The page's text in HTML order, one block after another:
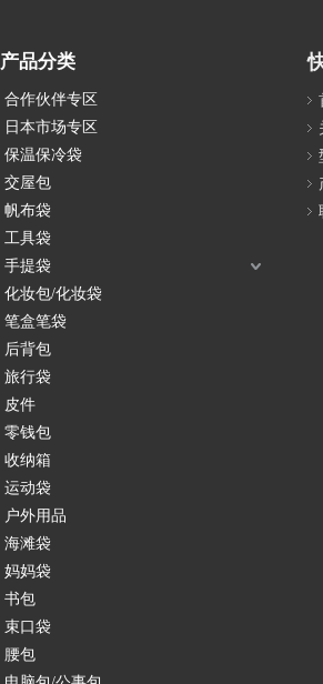
产品分类
合作伙伴专区
日本市场专区
保温保冷袋
交屋包
帆布袋
工具袋
手提袋
化妆包/化妆袋
笔盒笔袋
后背包
旅行袋
皮件
零钱包
收纳箱
运动袋
户外用品
海滩袋
妈妈袋
书包
束口袋
腰包